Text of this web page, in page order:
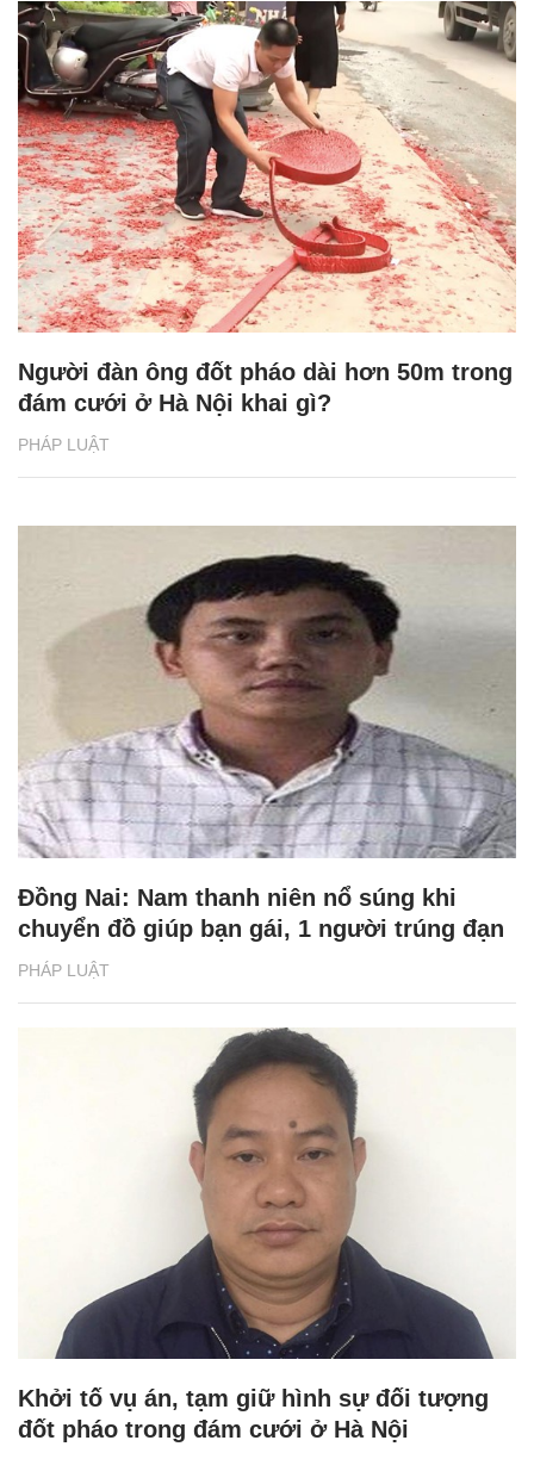
PHÁP LUẬT
Người đàn ông đốt pháo dài hơn 50m trong
đám cưới ở Hà Nội khai gì?
PHÁP LUẬT
Đồng Nai: Nam thanh niên nổ súng khi
chuyển đồ giúp bạn gái, 1 người trúng đạn
Khởi tố vụ án, tạm giữ hình sự đối tượng
đốt pháo trong đám cưới ở Hà Nội